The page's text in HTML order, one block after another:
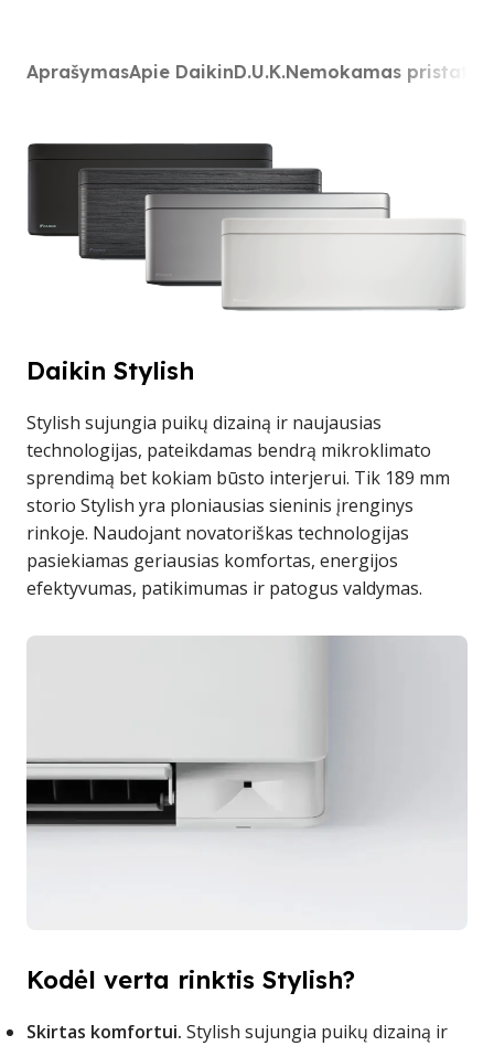
AprašymasApie DaikinD.U.K.Nemokamas
Daikin Stylish
Stylish sujungia puikų dizainą ir naujausias
technologijas, pateikdamas bendrą mikroklimato
sprendimą bet kokiam būsto interjerui. Tik 189 mm
storio Stylish yra ploniausias sieninis įrenginys
rinkoje. Naudojant novatoriškas technologijas
pasiekiamas geriausias komfortas, energijos
efektyvumas, patikimumas ir patogus valdymas.
Kodėl verta rinktis Stylish?
Skirtas komfortui. Stylish sujungia puikų dizainą ir